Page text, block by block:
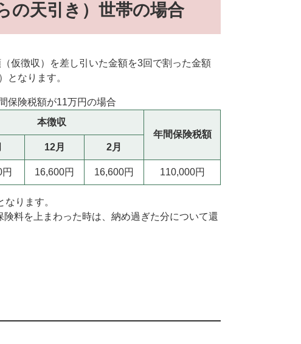
の天引き）世帯の場合
仮徴収）を差し引いた金額を3回で割った金額
となります。
保険税額が11万円の場合
本徴収
年間保険税額
12月 2月
16,600円 16,600円 110,000円
ります。
料を上まわった時は、納め過ぎた分について還